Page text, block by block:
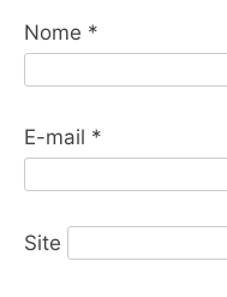
Nome *
E-mail *
Site